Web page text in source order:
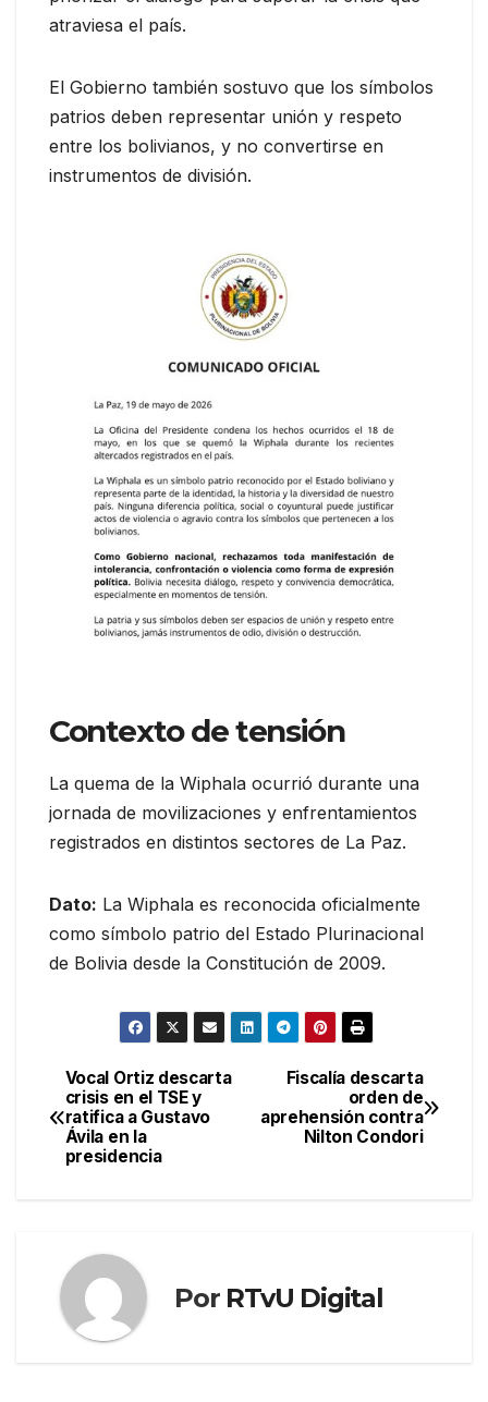
atraviesa el país.
El Gobierno también sostuvo que los símbolos
patrios deben representar unión y respeto
entre los bolivianos, y no convertirse en
instrumentos de división.
Contexto de tensión
La quema de la Wiphala ocurrió durante una
jornada de movilizaciones y enfrentamientos
registrados en distintos sectores de La Paz.
Dato: La Wiphala es reconocida oficialmente
como símbolo patrio del Estado Plurinacional
de Bolivia desde la Constitución de 2009.
Navegación
de
entradas
Fiscalía descarta
orden de
aprehensión contra
Nilton Condori
Vocal Ortiz descarta
crisis en el TSE y
ratifica a Gustavo
Ávila en la
presidencia
Por RTvU Digital